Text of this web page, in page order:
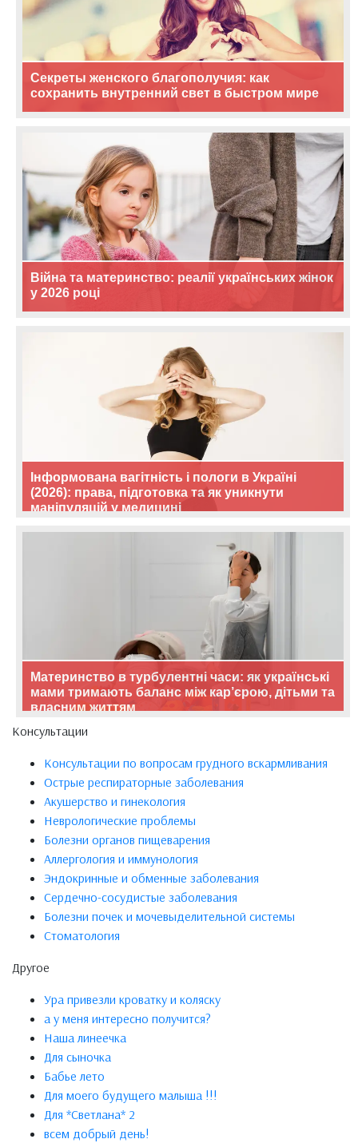
Секреты женского благополучия: как
сохранить внутренний свет в быстром мире
Війна та материнство: реалії українських жінок
у 2026 році
Інформована вагітність і пологи в Україні
(2026): права, підготовка та як уникнути
маніпуляцій у медицині
Материнство в турбулентні часи: як українські
мами тримають баланс між кар’єрою, дітьми та
власним життям
Консультации
Консультации по вопросам грудного вскармливания
Острые респираторные заболевания
Акушерство и гинекология
Неврологические проблемы
Болезни органов пищеварения
Аллергология и иммунология
Эндокринные и обменные заболевания
Сердечно-сосудистые заболевания
Болезни почек и мочевыделительной системы
Стоматология
Другое
Ура привезли кроватку и коляску
а у меня интересно получится?
Наша линеечка
Для сыночка
Бабье лето
Для моего будущего малыша !!!
Для *Светлана* 2
всем добрый день!